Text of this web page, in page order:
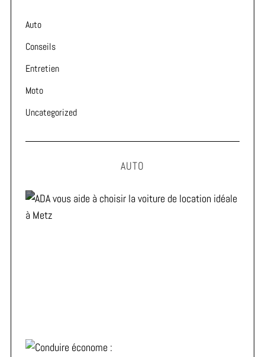
Auto
Conseils
Entretien
Moto
Uncategorized
AUTO